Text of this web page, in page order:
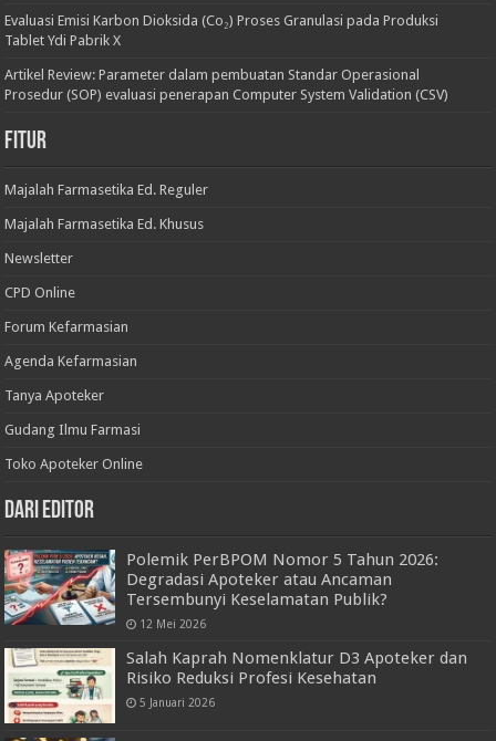
Evaluasi Emisi Karbon Dioksida (Co₂) Proses Granulasi pada Produksi
Tablet Ydi Pabrik X
Artikel Review: Parameter dalam pembuatan Standar Operasional
Prosedur (SOP) evaluasi penerapan Computer System Validation (CSV)
Fitur
Majalah Farmasetika Ed. Reguler
Majalah Farmasetika Ed. Khusus
Newsletter
CPD Online
Forum Kefarmasian
Agenda Kefarmasian
Tanya Apoteker
Gudang Ilmu Farmasi
Toko Apoteker Online
Dari Editor
Polemik PerBPOM Nomor 5 Tahun 2026:
Degradasi Apoteker atau Ancaman
Tersembunyi Keselamatan Publik?
12 Mei 2026
Salah Kaprah Nomenklatur D3 Apoteker dan
Risiko Reduksi Profesi Kesehatan
5 Januari 2026